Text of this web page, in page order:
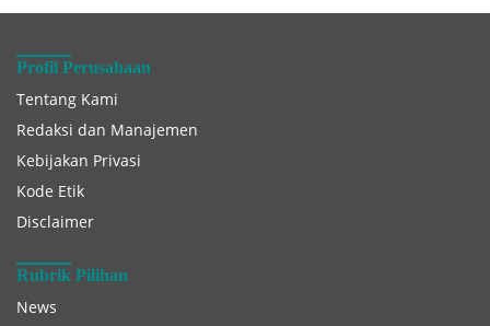
Profil Perusahaan
Tentang Kami
Redaksi dan Manajemen
Kebijakan Privasi
Kode Etik
Disclaimer
Rubrik Pilihan
News